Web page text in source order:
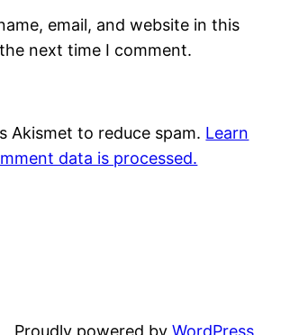
email, and website in this
next time I comment.
Akismet to reduce spam. Learn
data is processed.
Proudly powered by WordPress